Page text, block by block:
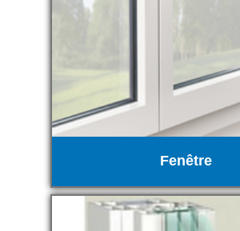
Fenêtre